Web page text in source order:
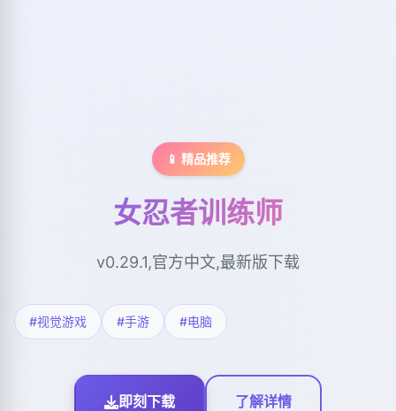
📱 精品推荐
女忍者训练师
v0.29.1,官方中文,最新版下载
#视觉游戏 #手游 #电脑
即刻下载 了解详情